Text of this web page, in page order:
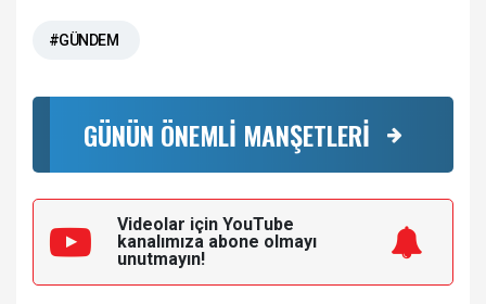
#GÜNDEM
GÜNÜN ÖNEMLİ MANŞETLERİ
Videolar için YouTube
kanalımıza abone olmayı
unutmayın!